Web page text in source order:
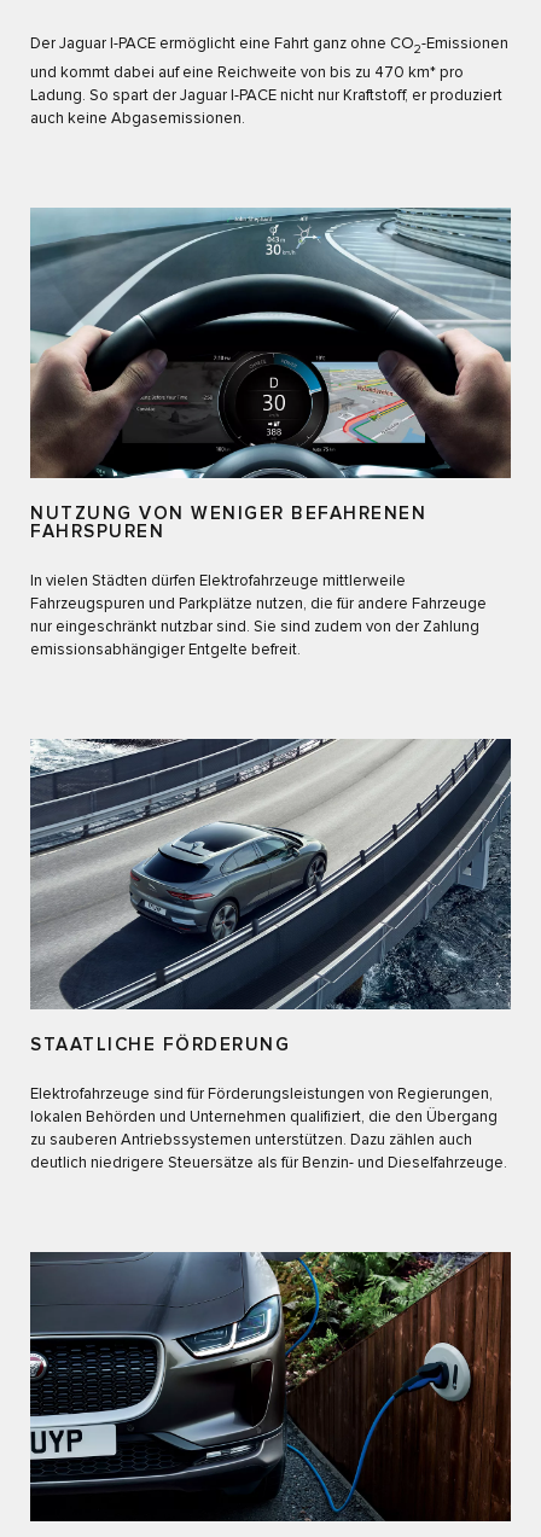
Der Jaguar I-PACE ermöglicht eine Fahrt ganz ohne CO2-Emissionen
und kommt dabei auf eine Reichweite von bis zu 470 km* pro
Ladung. So spart der Jaguar I-PACE nicht nur Kraftstoff, er produziert
auch keine Abgasemissionen.
NUTZUNG VON WENIGER BEFAHRENEN
FAHRSPUREN
In vielen Städten dürfen Elektrofahrzeuge mittlerweile
Fahrzeugspuren und Parkplätze nutzen, die für andere Fahrzeuge
nur eingeschränkt nutzbar sind. Sie sind zudem von der Zahlung
emissionsabhängiger Entgelte befreit.
STAATLICHE FÖRDERUNG
Elektrofahrzeuge sind für Förderungsleistungen von Regierungen,
lokalen Behörden und Unternehmen qualifiziert, die den Übergang
zu sauberen Antriebssystemen unterstützen. Dazu zählen auch
deutlich niedrigere Steuersätze als für Benzin- und Dieselfahrzeuge.